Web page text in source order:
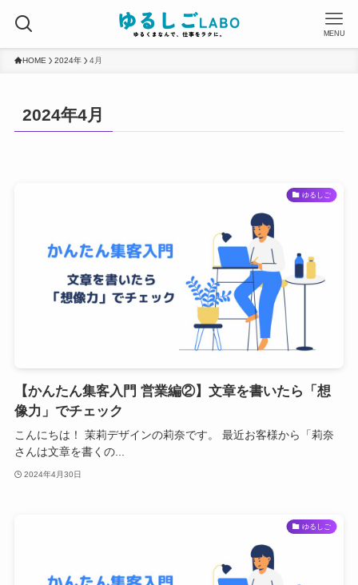
MENU
HOME 2024年 4月
2024年4月
ゆるしご
【かんたん集客入門 営業編②】文章を書いたら「想
像力」でチェック
こんにちは！ 茉莉デザインの莉奈です。 最近お客様から「莉奈
さんは文章を書くの...
2024年4月30日
ゆるしご